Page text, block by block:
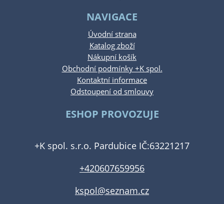
NAVIGACE
Úvodní strana
Katalog zboží
Nákupní košík
Obchodní podmínky +K spol.
Kontaktní informace
Odstoupení od smlouvy
ESHOP PROVOZUJE
+K spol. s.r.o. Pardubice IČ:63221217
+420607659956
kspol@seznam.cz